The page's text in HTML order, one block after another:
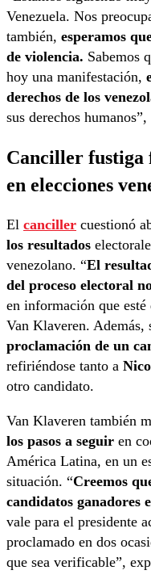
Venezuela. Nos
también, esperamos
de violencia. Sabemos
hoy una manifestación,
derechos de los
sus derechos
Canciller fustiga
en elecciones
El canciller cuestionó
los resultados
venezolano. “El
del proceso electoral
en información que
Van Klaveren. Además,
proclamación de un
refiriéndose tanto a
otro candidato.
Van Klaveren también
los pasos a seguir en
América Latina, en un
situación. “Creemos
candidatos ganadores
vale para el presidente
proclamado en dos
que sea verificable”,